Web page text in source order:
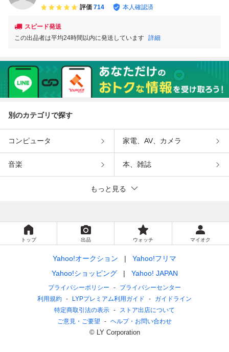
評価 714 本人確認済
スピード発送
この出品者は平均24時間以内に発送しています 詳細
別のカテゴリで探す
コンピュータ 家電、AV、カメラ
音楽 本、雑誌
もっと見る
トップ 出品 ウォッチ マイオク
Yahoo!オークション
Yahoo!フリマ
Yahoo!ショッピング
Yahoo! JAPAN
プライバシーポリシー
プライバシーセンター
利用規約
LYPプレミアム利用ガイド
ガイドライン
特定商取引法の表示
ストア出店について
ご意見・ご要望
ヘルプ・お問い合わせ
© LY Corporation